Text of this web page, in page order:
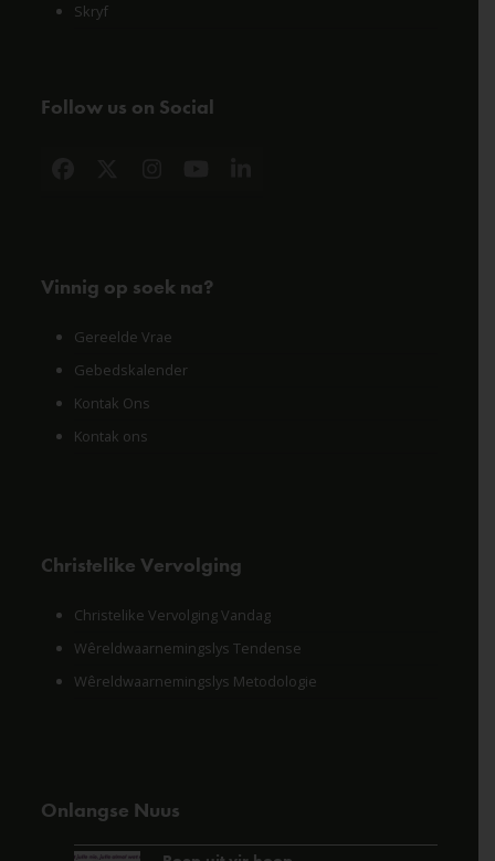
Skryf
Follow us on Social
Vinnig op soek na?
Gereelde Vrae
Gebedskalender
Kontak Ons
Kontak ons
Christelike Vervolging
Christelike Vervolging Vandag
Wêreldwaarnemingslys Tendense
Wêreldwaarnemingslys Metodologie
Onlangse Nuus